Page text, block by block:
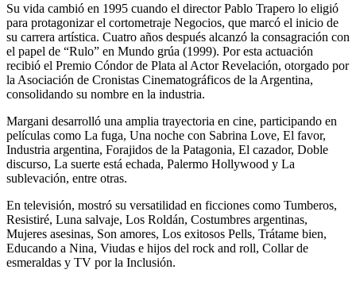
Su vida cambió en 1995 cuando el director Pablo Trapero lo eligió
para protagonizar el cortometraje Negocios, que marcó el inicio de
su carrera artística. Cuatro años después alcanzó la consagración con
el papel de “Rulo” en Mundo grúa (1999). Por esta actuación
recibió el Premio Cóndor de Plata al Actor Revelación, otorgado por
la Asociación de Cronistas Cinematográficos de la Argentina,
consolidando su nombre en la industria.
Margani desarrolló una amplia trayectoria en cine, participando en
películas como La fuga, Una noche con Sabrina Love, El favor,
Industria argentina, Forajidos de la Patagonia, El cazador, Doble
discurso, La suerte está echada, Palermo Hollywood y La
sublevación, entre otras.
En televisión, mostró su versatilidad en ficciones como Tumberos,
Resistiré, Luna salvaje, Los Roldán, Costumbres argentinas,
Mujeres asesinas, Son amores, Los exitosos Pells, Trátame bien,
Educando a Nina, Viudas e hijos del rock and roll, Collar de
esmeraldas y TV por la Inclusión.